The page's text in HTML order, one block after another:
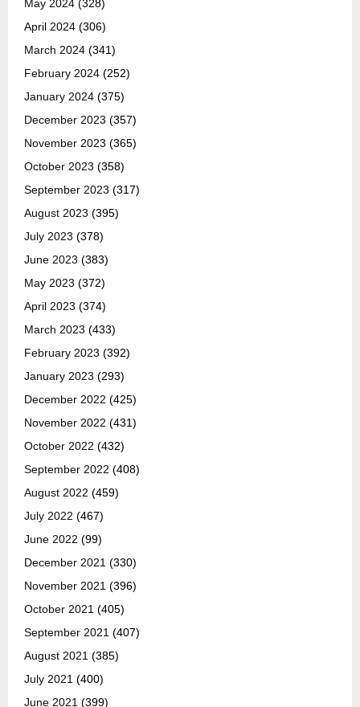
May 2024 (328)
April 2024 (306)
March 2024 (341)
February 2024 (252)
January 2024 (375)
December 2023 (357)
November 2023 (365)
October 2023 (358)
September 2023 (317)
August 2023 (395)
July 2023 (378)
June 2023 (383)
May 2023 (372)
April 2023 (374)
March 2023 (433)
February 2023 (392)
January 2023 (293)
December 2022 (425)
November 2022 (431)
October 2022 (432)
September 2022 (408)
August 2022 (459)
July 2022 (467)
June 2022 (99)
December 2021 (330)
November 2021 (396)
October 2021 (405)
September 2021 (407)
August 2021 (385)
July 2021 (400)
June 2021 (399)